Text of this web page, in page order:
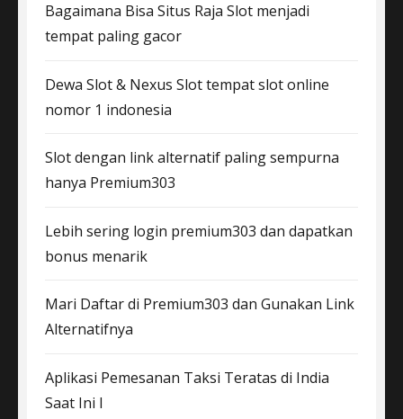
Bagaimana Bisa Situs Raja Slot menjadi
tempat paling gacor
Dewa Slot & Nexus Slot tempat slot online
nomor 1 indonesia
Slot dengan link alternatif paling sempurna
hanya Premium303
Lebih sering login premium303 dan dapatkan
bonus menarik
Mari Daftar di Premium303 dan Gunakan Link
Alternatifnya
Aplikasi Pemesanan Taksi Teratas di India
Saat Ini I